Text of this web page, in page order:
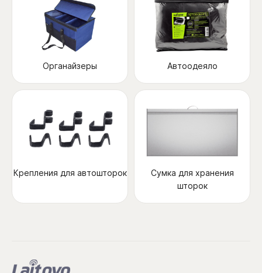
Органайзеры Автоодеяло
Крепления для автошторок
Сумка для хранения
шторок